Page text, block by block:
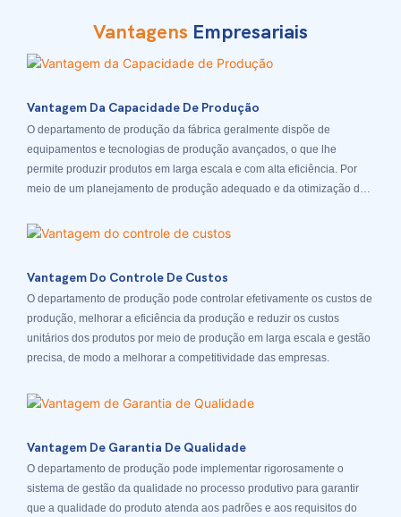
Vantagens Empresariais
Vantagem Da Capacidade De Produção
O departamento de produção da fábrica geralmente dispõe de
equipamentos e tecnologias de produção avançados, o que lhe
permite produzir produtos em larga escala e com alta eficiência. Por
meio de um planejamento de produção adequado e da otimização de
rapidamente à demanda do mercado e atender aos pedidos dos
Vantagem Do Controle De Custos
O departamento de produção pode controlar efetivamente os custos de
produção, melhorar a eficiência da produção e reduzir os custos
unitários dos produtos por meio de produção em larga escala e gestão
precisa, de modo a melhorar a competitividade das empresas.
Vantagem De Garantia De Qualidade
O departamento de produção pode implementar rigorosamente o
sistema de gestão da qualidade no processo produtivo para garantir
que a qualidade do produto atenda aos padrões e aos requisitos do